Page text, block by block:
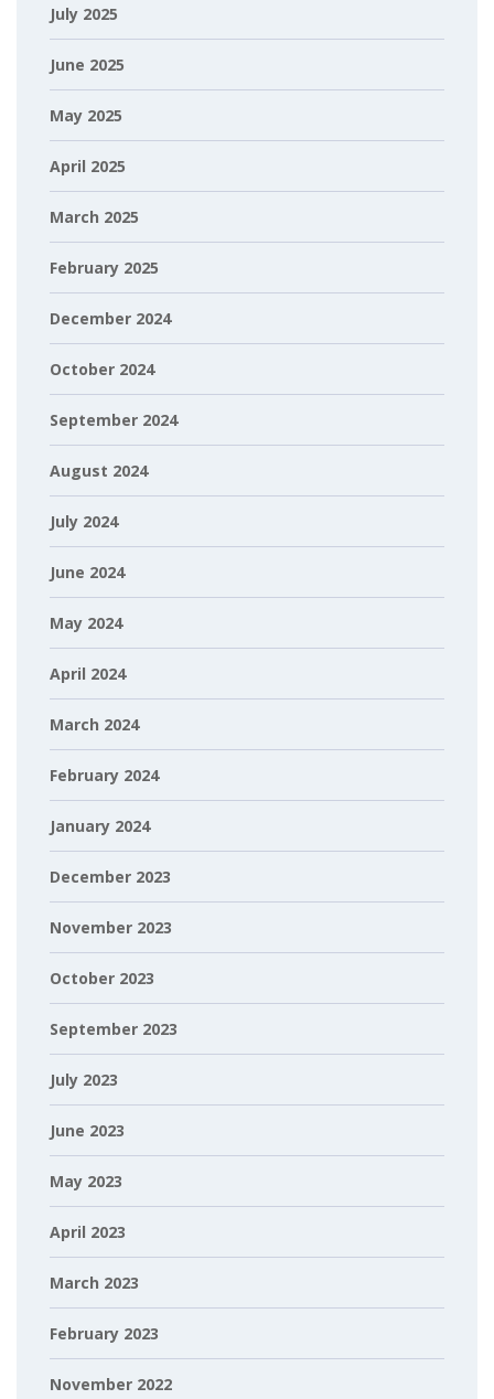
July 2025
June 2025
May 2025
April 2025
March 2025
February 2025
December 2024
October 2024
September 2024
August 2024
July 2024
June 2024
May 2024
April 2024
March 2024
February 2024
January 2024
December 2023
November 2023
October 2023
September 2023
July 2023
June 2023
May 2023
April 2023
March 2023
February 2023
November 2022